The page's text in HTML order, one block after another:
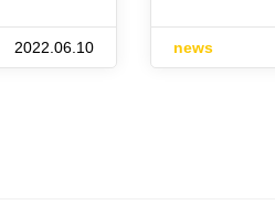
2022.06.10 news